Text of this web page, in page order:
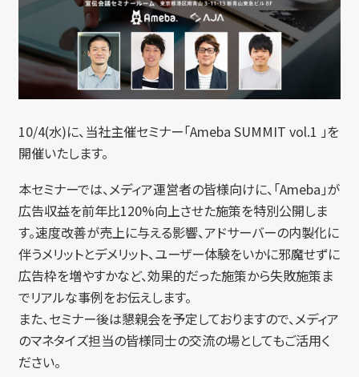
10/4(水)に、当社主催セミナー「Ameba SUMMIT vol.1 」を
開催いたします。
本セミナーでは、メディア運営者の皆様向けに、「Ameba」が
広告収益を前年比120%向上させた施策を特別公開しま
す。速度改善が売上に与える影響、アドサーバーの内製化に
伴うメリットとデメリット、ユーザー体験をいかに邪魔せずに
広告枠を増やすかなど、効果的だった施策から失敗施策ま
でリアルな事例をお伝えします。
また、セミナー後は懇親会を予定しておりますので、メディア
のマネタイズ担当の皆様同士の交流の場としてもご活用く
ださい。